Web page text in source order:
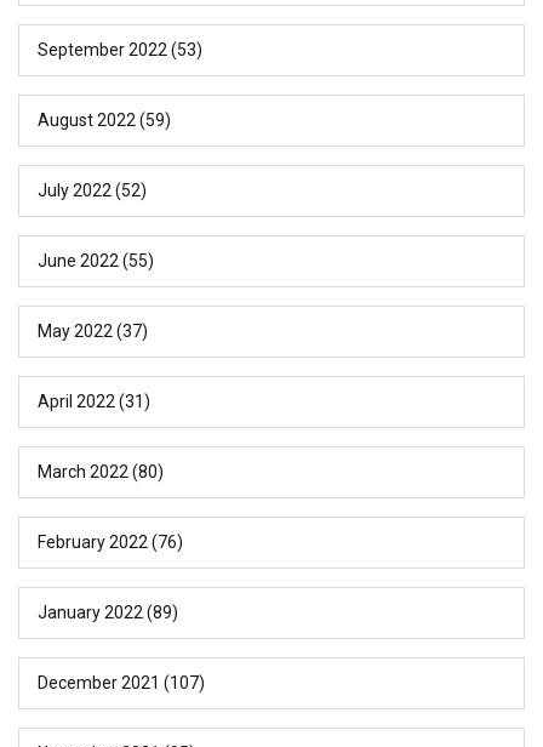
September 2022 (53)
August 2022 (59)
July 2022 (52)
June 2022 (55)
May 2022 (37)
April 2022 (31)
March 2022 (80)
February 2022 (76)
January 2022 (89)
December 2021 (107)